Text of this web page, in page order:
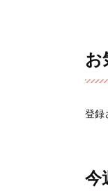
お
登録
今